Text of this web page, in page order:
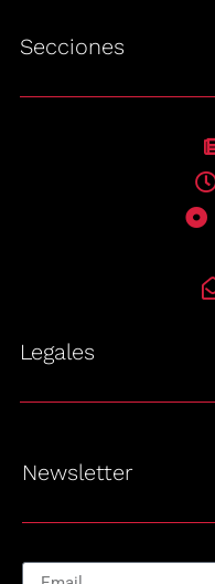
Secciones
Legales
Newsletter